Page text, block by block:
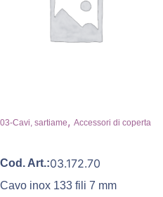
03-Cavi, sartiame, Accessori di coperta
Cod. Art.:03.172.70
Cavo inox 133 fili 7 mm